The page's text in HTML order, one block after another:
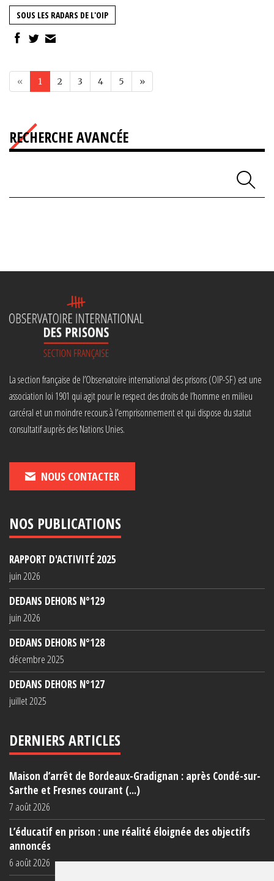
SOUS LES RADARS DE L'OIP
« 1 2 3 4 5 »
RECHERCHE AVANCÉE
La section française de l’Observatoire international des prisons (OIP-SF) est une
association loi 1901 qui agit pour le respect des droits de l’homme en milieu
carcéral et un moindre recours à l’emprisonnement et qui dispose du statut
consultatif auprès des Nations Unies.
NOUS CONTACTER
NOS PUBLICATIONS
RAPPORT D'ACTIVITÉ 2025
juin 2026
DEDANS DEHORS N°129
juin 2026
DEDANS DEHORS N°128
décembre 2025
DEDANS DEHORS N°127
juillet 2025
DERNIERS ARTICLES
Maison d’arrêt de Bordeaux-Gradignan : après Condé-sur-
Sarthe et Fresnes courant (...)
7 août 2026
L’éducatif en prison : une réalité éloignée des objectifs
annoncés
6 août 2026